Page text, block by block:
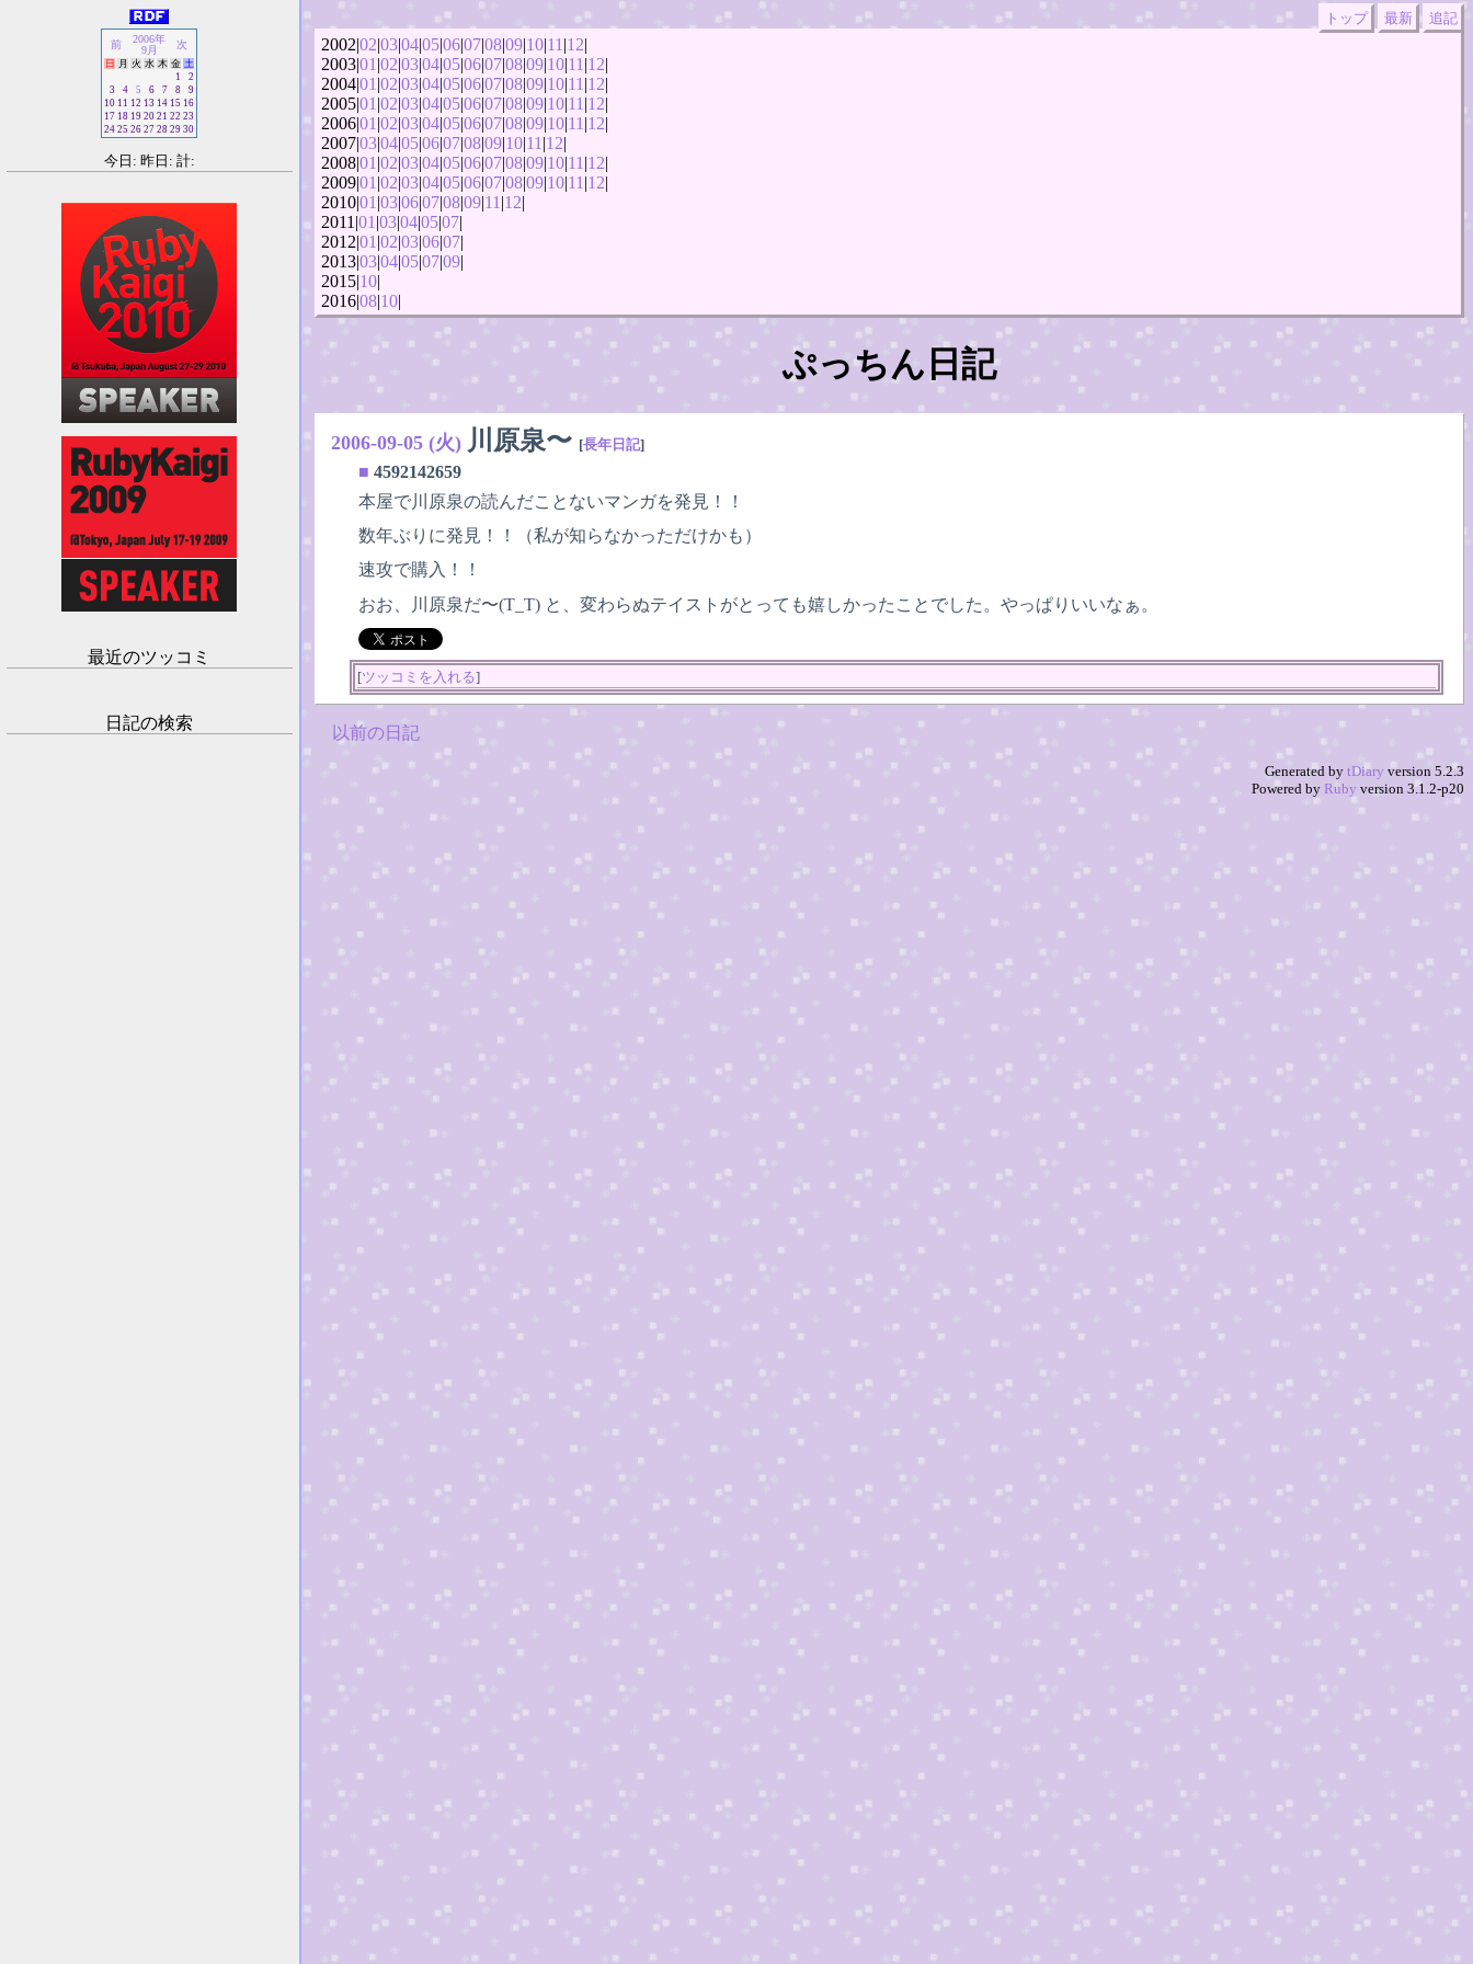
トップ 最新 追記
2002|02|03|04|05|06|07|08|09|10|11 |12|
2003|01 |02|03|04|05|06|07|08|09|10|11 |12|
2004|01 |02|03|04|05|06|07|08|09|10|11 |12|
2005|01 |02|03|04|05|06|07|08|09|10|11 |12|
2006|01 |02|03|04|05|06|07|08|09|10|11 |12|
2007|03|04|05|06|07|08|09|10|11 |12|
2008|01 |02|03|04|05|06|07|08|09|10|11 |12|
2009|01 |02|03|04|05|06|07|08|09|10|11 |12|
2010|01 |03|06|07|08|09|11 |12|
2011|01 |03|04|05|07|
2012|01 |02|03|06|07|
2013|03|04|05|07|09|
2015|10|
2016|08|10|
ぷっちん日記
2006-09-05 (火) 川原泉〜 [長年日記]
■ 4592142659
本屋で川原泉の読んだことないマンガを発見！！
数年ぶりに発見！！（私が知らなかっただけかも）
速攻で購入！！
おお、川原泉だ〜(T_T) と、変わらぬテイストがとっても嬉しかったことでした。やっぱりいいなぁ。
[ツッコミを入れる]
以前の日記
前
2006年
9月
次
日 月 火 水 木 金 土
1
2
3
4 5 6 7 8
9
10 11 12 13 14 15 16
17 18 19 20 21 22 23
24 25 26 27 28 29 30
今日: 昨日: 計:
最近のツッコミ
日記の検索
Generated by tDiary version 5.2.3
Powered by Ruby version 3.1.2-p20